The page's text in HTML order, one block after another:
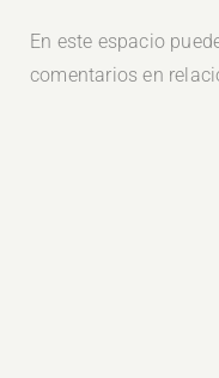
En este espacio
comentarios en